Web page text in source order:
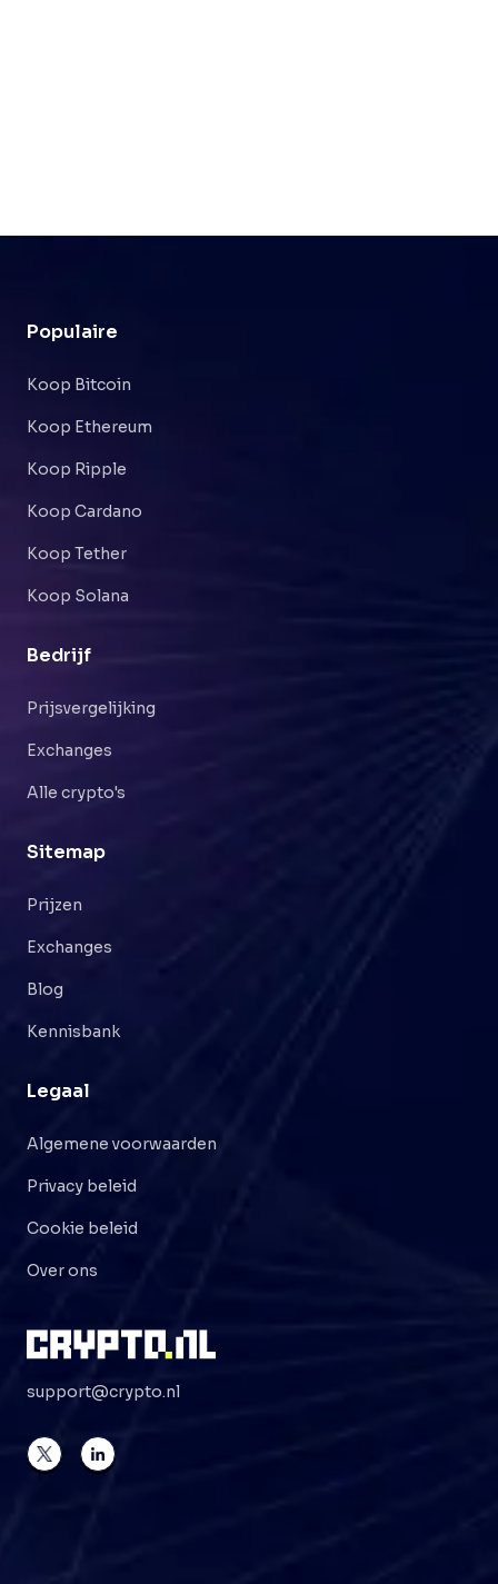
Populaire
Koop Bitcoin
Koop Ethereum
Koop Ripple
Koop Cardano
Koop Tether
Koop Solana
Bedrijf
Prijsvergelijking
Exchanges
Alle crypto's
Sitemap
Prijzen
Exchanges
Blog
Kennisbank
Legaal
Algemene voorwaarden
Privacy beleid
Cookie beleid
Over ons
support@crypto.nl